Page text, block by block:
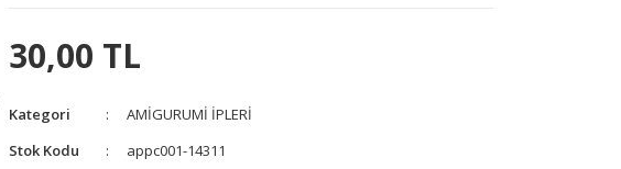
30,00 TL
Kategori
AMİGURUMİ İPLERİ
Stok Kodu
appc001-14311